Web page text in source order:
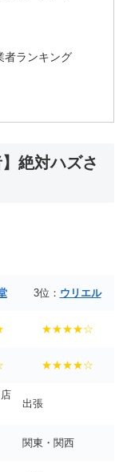
者ランキング
絶対ハズさ
3位： ウリエル
★★★★☆
★★★★☆
出張
関東・関西